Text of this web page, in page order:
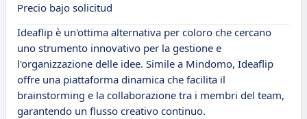
Precio bajo solicitud
Ideaflip è un'ottima alternativa per coloro che cercano
uno strumento innovativo per la gestione e
l'organizzazione delle idee. Simile a Mindomo, Ideaflip
offre una piattaforma dinamica che facilita il
brainstorming e la collaborazione tra i membri del team,
garantendo un flusso creativo continuo.